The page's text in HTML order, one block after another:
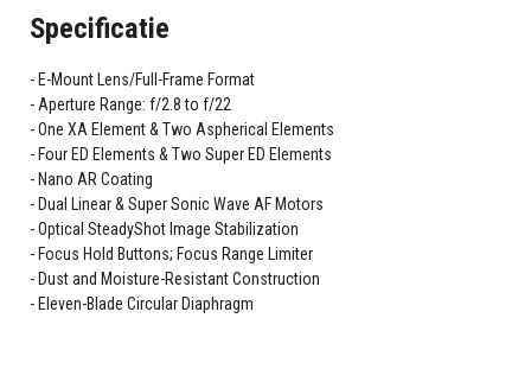
Specificatie
E-Mount Lens/Full-Frame Format
Aperture Range: f/2.8 to f/22
One XA Element & Two Aspherical Elements
Four ED Elements & Two Super ED Elements
Nano AR Coating
Dual Linear & Super Sonic Wave AF Motors
Optical SteadyShot Image Stabilization
Focus Hold Buttons; Focus Range Limiter
Dust and Moisture-Resistant Construction
Eleven-Blade Circular Diaphragm